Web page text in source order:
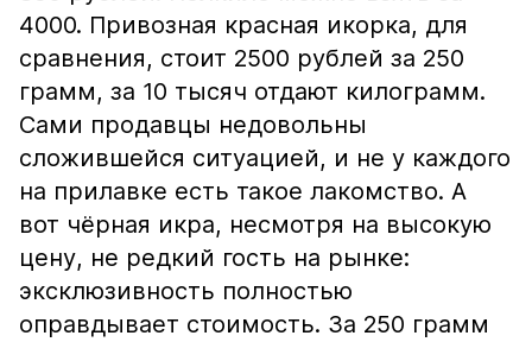
4000. Привозная красная икорка, для
сравнения, стоит 2500 рублей за 250
грамм, за 10 тысяч отдают килограмм.
Сами продавцы недовольны
сложившейся ситуацией, и не у каждого
на прилавке есть такое лакомство. А
вот чёрная икра, несмотря на высокую
цену, не редкий гость на рынке:
эксклюзивность полностью
оправдывает стоимость. За 250 грамм